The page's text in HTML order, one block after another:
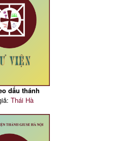
dấu thánh
Thái Hà